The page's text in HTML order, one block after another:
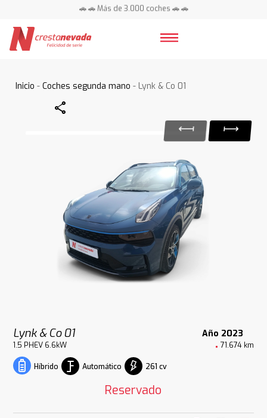
🚗 🚗 Más de 3.000 coches 🚗 🚗
Inicio -Coches segunda mano - Lynk & Co 01
Share
Lynk & Co 01 Año 2023
1.5 PHEV 6.6kW 71.674 km
Híbrido Automático 261 cv
Reservado